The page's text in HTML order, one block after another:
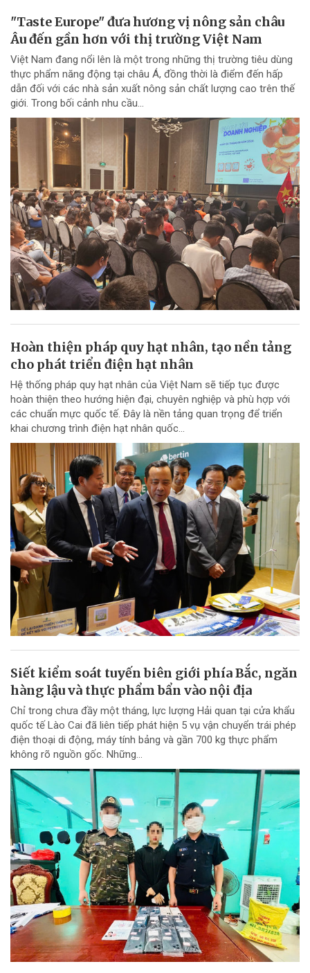
"Taste Europe" đưa hương vị nông sản châu
Âu đến gần hơn với thị trường Việt Nam
Việt Nam đang nổi lên là một trong những thị trường tiêu dùng
thực phẩm năng động tại châu Á, đồng thời là điểm đến hấp
dẫn đối với các nhà sản xuất nông sản chất lượng cao trên thế
giới. Trong bối cảnh nhu cầu...
Hoàn thiện pháp quy hạt nhân, tạo nền tảng
cho phát triển điện hạt nhân
Hệ thống pháp quy hạt nhân của Việt Nam sẽ tiếp tục được
hoàn thiện theo hướng hiện đại, chuyên nghiệp và phù hợp với
các chuẩn mực quốc tế. Đây là nền tảng quan trọng để triển
khai chương trình điện hạt nhân quốc...
Siết kiểm soát tuyến biên giới phía Bắc, ngăn
hàng lậu và thực phẩm bẩn vào nội địa
Chỉ trong chưa đầy một tháng, lực lượng Hải quan tại cửa khẩu
quốc tế Lào Cai đã liên tiếp phát hiện 5 vụ vận chuyển trái phép
điện thoại di động, máy tính bảng và gần 700 kg thực phẩm
không rõ nguồn gốc. Những...